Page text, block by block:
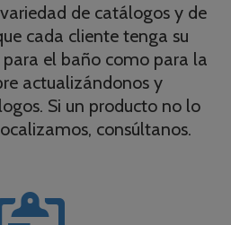
de catálogos y de
cada cliente tenga su
el baño como para la
actualizándonos y
Si un producto no lo
consúltanos.